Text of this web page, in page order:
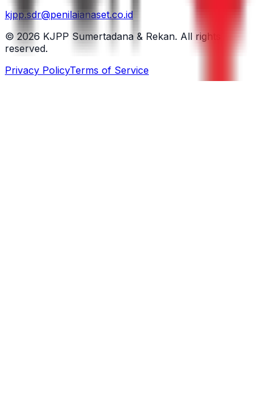
kjpp.sdr@penilaianaset.co.id
© 2026 KJPP Sumertadana & Rekan. All rights
reserved.
Privacy PolicyTerms of Service